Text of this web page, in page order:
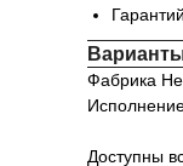
Фабрика
Доступны